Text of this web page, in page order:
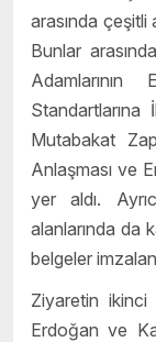
arasında çeşitli
Bunlar
Standartlarına
Mutabakat
Anlaşması ve
yer aldı.
alanlarında da
belgeler
Ziyaretin ikinci
Erdoğan ve